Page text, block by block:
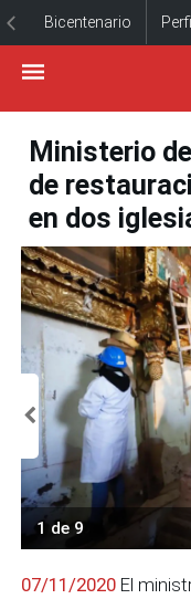
Bicentenario
Ministerio
de
en dos
1 de 9
07/11/2020 El